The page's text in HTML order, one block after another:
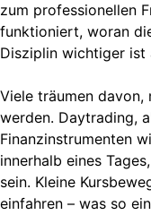
zum professionellen
funktioniert, woran
Disziplin wichtiger ist
Viele träumen
werden. Daytrading,
Finanzinstrumenten
innerhalb eines
sein. Kleine
einfahren – was so